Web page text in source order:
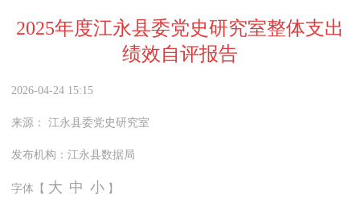
2025年度江永县委党史研究室整体支出
绩效自评报告
2026-04-24 15:15
来源： 江永县委党史研究室
发布机构： 江永县数据局
字体【 大 中 小 】